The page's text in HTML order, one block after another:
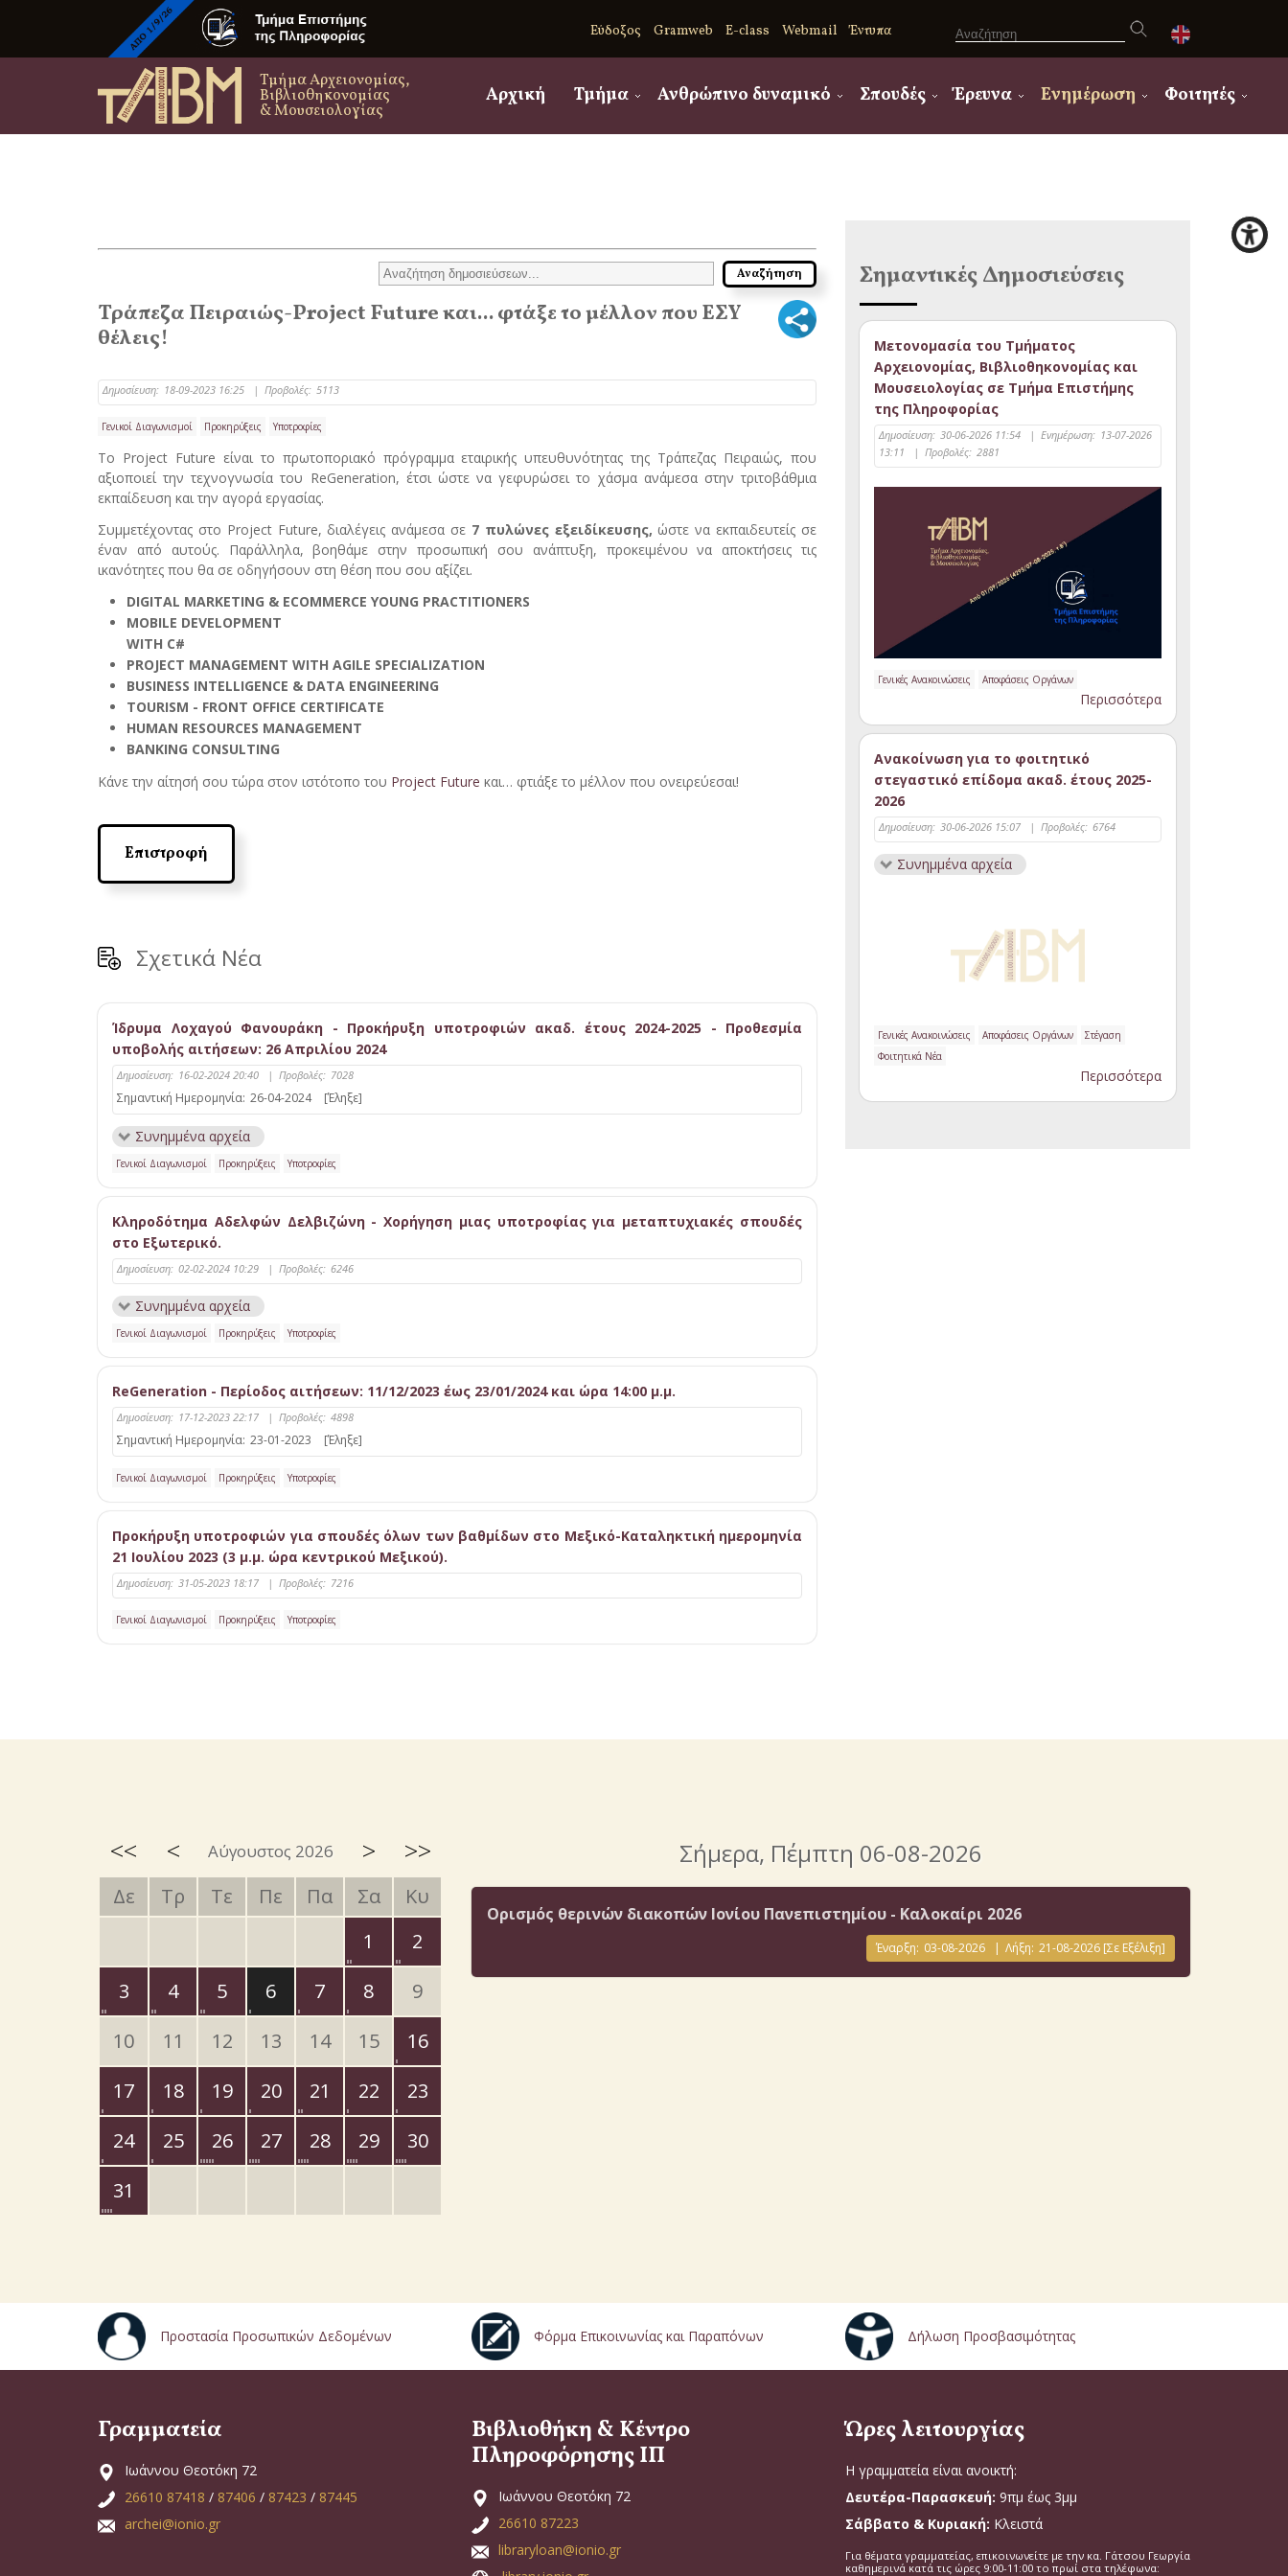
Εύδοξος Gramweb E-class Webmail Έντυπα
Τμήμα Αρχειονομίας,
Βιβλιοθηκονομίας
& Μουσειολογίας
Αρχική Τμήμα Ανθρώπινο δυναμικό Σπουδές Έρευνα Ενημέρωση Φοιτητές
Τράπεζα Πειραιώς-Project Future και... φτάξε το μέλλον που ΕΣΥ
θέλεις!
Δημοσίευση: 18-09-2023 16:25 | Προβολές: 5113
Γενικοί Διαγωνισμοί Προκηρύξεις Υποτροφίες
Το Project Future είναι το πρωτοποριακό πρόγραμμα εταιρικής υπευθυνότητας της Τράπεζας Πειραιώς, που
αξιοποιεί την τεχνογνωσία του ReGeneration, έτσι ώστε να γεφυρώσει το χάσμα ανάμεσα στην τριτοβάθμια
εκπαίδευση και την αγορά εργασίας.
Συμμετέχοντας στο Project Future, διαλέγεις ανάμεσα σε 7 πυλώνες εξειδίκευσης, ώστε να εκπαιδευτείς σε
έναν από αυτούς. Παράλληλα, βοηθάμε στην προσωπική σου ανάπτυξη, προκειμένου να αποκτήσεις τις
ικανότητες που θα σε οδηγήσουν στη θέση που σου αξίζει.
DIGITAL MARKETING & ECOMMERCE YOUNG PRACTITIONERS
MOBILE DEVELOPMENT
WITH C#
PROJECT MANΑGEMENT WITH AGILE SPECIALIZATION
BUSINESS INTELLIGENCE & DATA ENGINEERING
TOURISM - FRONT OFFICE CERTIFICATE
HUMAN RESOURCES MANAGEMENT
BANKING CONSULTING
Κάνε την αίτησή σου τώρα στον ιστότοπο του Project Future και… φτιάξε το μέλλον που ονειρεύεσαι!
Επιστροφή
Σχετικά Νέα
Ίδρυμα Λοχαγού Φανουράκη - Προκήρυξη υποτροφιών ακαδ. έτους 2024-2025 - Προθεσμία
υποβολής αιτήσεων: 26 Απριλίου 2024
Δημοσίευση: 16-02-2024 20:40 | Προβολές: 7028
Σημαντική Ημερομηνία: 26-04-2024 [Έληξε]
Συνημμένα αρχεία
Γενικοί Διαγωνισμοί Προκηρύξεις Υποτροφίες
Κληροδότημα Αδελφών Δελβιζώνη - Χορήγηση μιας υποτροφίας για μεταπτυχιακές σπουδές
στο Εξωτερικό.
Δημοσίευση: 02-02-2024 10:29 | Προβολές: 6246
Συνημμένα αρχεία
Γενικοί Διαγωνισμοί Προκηρύξεις Υποτροφίες
ReGeneration - Περίοδος αιτήσεων: 11/12/2023 έως 23/01/2024 και ώρα 14:00 μ.μ.
Δημοσίευση: 17-12-2023 22:17 | Προβολές: 4898
Σημαντική Ημερομηνία: 23-01-2023 [Έληξε]
Γενικοί Διαγωνισμοί Προκηρύξεις Υποτροφίες
Προκήρυξη υποτροφιών για σπουδές όλων των βαθμίδων στο Μεξικό-Καταληκτική ημερομηνία
21 Ιουλίου 2023 (3 μ.μ. ώρα κεντρικού Μεξικού).
Δημοσίευση: 31-05-2023 18:17 | Προβολές: 7216
Γενικοί Διαγωνισμοί Προκηρύξεις Υποτροφίες
Σημαντικές Δημοσιεύσεις
Μετονομασία του Τμήματος
Αρχειονομίας, Βιβλιοθηκονομίας και
Μουσειολογίας σε Τμήμα Επιστήμης
της Πληροφορίας
Δημοσίευση: 30-06-2026 11:54 | Ενημέρωση: 13-07-2026
13:11
| Προβολές: 2881
Γενικές Ανακοινώσεις Αποφάσεις Οργάνων
Περισσότερα
Ανακοίνωση για το φοιτητικό
στεγαστικό επίδομα ακαδ. έτους 2025-
2026
Δημοσίευση: 30-06-2026 15:07 | Προβολές: 6764
Συνημμένα αρχεία
Γενικές Ανακοινώσεις Αποφάσεις Οργάνων
Στέγαση
Φοιτητικά Νέα
Περισσότερα
<< < Αύγουστος 2026 > >>
Δε Τρ Τε Πε Πα Σα
Κυ
1
2
3
4 5 6 7 8
9
10
11 12 13 14 15
16
17
18 19 20 21 22
23
24
25 26 27 28 29
30
31
Σήμερα, Πέμπτη 06-08-2026
Ορισμός θερινών διακοπών Ιονίου Πανεπιστημίου - Καλοκαίρι 2026
Έναρξη: 03-08-2026 | Λήξη: 21-08-2026 [Σε Εξέλιξη]
Προστασία Προσωπικών Δεδομένων Φόρμα Επικοινωνίας και Παραπόνων Δήλωση Προσβασιμότητας
Γραμματεία
Ιωάννου Θεοτόκη 72
26610 87418 / 87406 / 87423 / 87445
archei@ionio.gr
Βιβλιοθήκη & Κέντρο
Πληροφόρησης ΙΠ
Ιωάννου Θεοτόκη 72
26610 87223
libraryloan@ionio.gr
Ώρες λειτουργίας
Η γραμματεία είναι ανοικτή:
Δευτέρα-Παρασκευή: 9πμ έως 3μμ
Σάββατο & Κυριακή: Κλειστά
Για θέματα γραμματείας, επικοινωνείτε με την κα. Γάτσου Γεωργία
καθημερινά κατά τις ώρες 9:00-11:00 το πρωί στα τηλέφωνα: